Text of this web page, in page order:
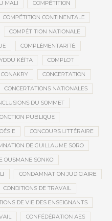
MALI COMPÉTITION
COMPÉTITION CONTINENTALE
COMPÉTITION NATIONALE
COMPLÉMENTARITÉ
KÉÏTA COMPLOT
CONAKRY CONCERTATION
CONCERTATIONS NATIONALES
DU SOMMET
PUBLIQUE
CONCOURS LITTÉRAIRE
DE GUILLAUME SORO
OUSMANE SONKO
CONDAMNATION JUDICIAIRE
CONDITIONS DE TRAVAIL
DE VIE DES ENSEIGNANTS
CONFÉDÉRATION AES